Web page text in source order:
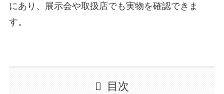
にあり、展示会や取扱店でも実物を確認できま
す。
目次